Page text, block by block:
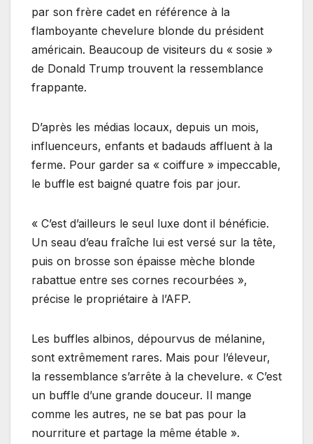
par son frère cadet en référence à la
flamboyante chevelure blonde du président
américain. Beaucoup de visiteurs du « sosie »
de Donald Trump trouvent la ressemblance
frappante.
D’après les médias locaux, depuis un mois,
influenceurs, enfants et badauds affluent à la
ferme. Pour garder sa « coiffure » impeccable,
le buffle est baigné quatre fois par jour.
« C’est d’ailleurs le seul luxe dont il bénéficie.
Un seau d’eau fraîche lui est versé sur la tête,
puis on brosse son épaisse mèche blonde
rabattue entre ses cornes recourbées »,
précise le propriétaire à l’AFP.
Les buffles albinos, dépourvus de mélanine,
sont extrêmement rares. Mais pour l’éleveur,
la ressemblance s’arrête à la chevelure. « C’est
un buffle d’une grande douceur. Il mange
comme les autres, ne se bat pas pour la
nourriture et partage la même étable ».